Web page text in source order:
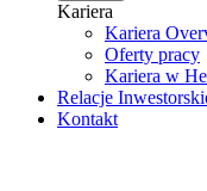
Kariera
Kariera
Oferty pracy
Kariera w
Relacje
Kontakt